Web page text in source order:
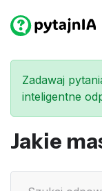
Zadawaj
inteligentne
Jakie